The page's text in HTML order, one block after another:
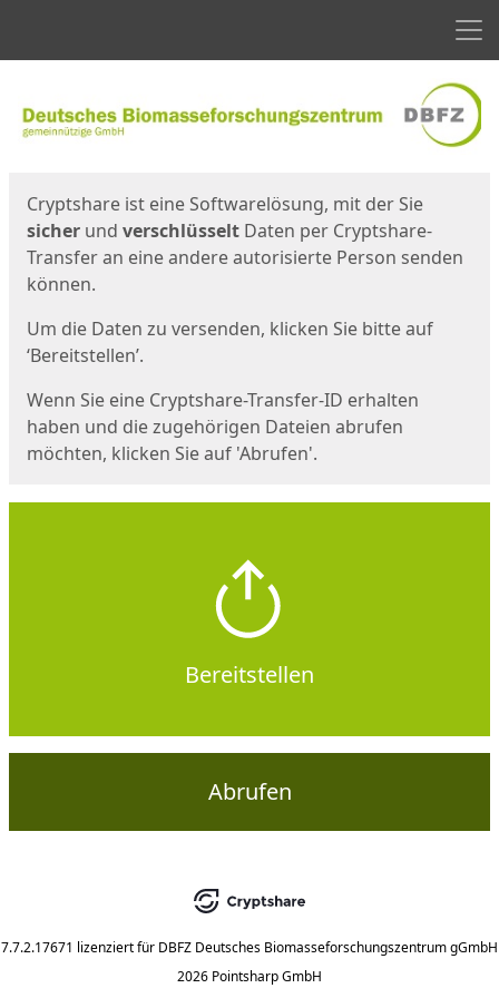
Cryptshare ist eine Softwarelösung, mit der Sie
sicher und verschlüsselt Daten per Cryptshare-
Transfer an eine andere autorisierte Person senden
können.
Um die Daten zu versenden, klicken Sie bitte auf
‘Bereitstellen’.
Wenn Sie eine Cryptshare-Transfer-ID erhalten
haben und die zugehörigen Dateien abrufen
möchten, klicken Sie auf 'Abrufen'.
Bereitstellen
Abrufen
7.7.2.17671 lizenziert für DBFZ Deutsches Biomasseforschungszentrum gGmbH
2026 Pointsharp GmbH